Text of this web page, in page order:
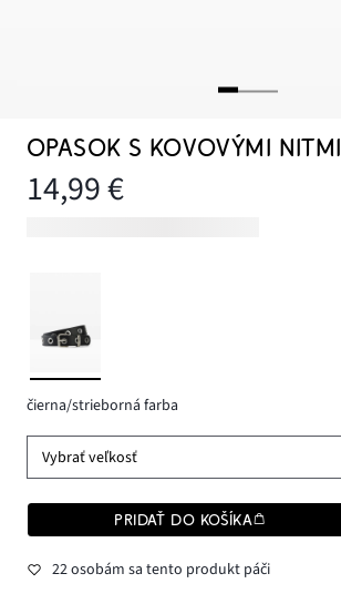
OPASOK S KOVOVÝMI NITMI
14,99 €
čierna/strieborná farba
Vybrať veľkosť
PRIDAŤ DO KOŠÍKA
22 osobám sa tento produkt páči